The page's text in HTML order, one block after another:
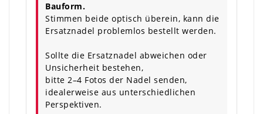
Bauform.
Stimmen beide optisch überein, kann die
Ersatznadel problemlos bestellt werden.
Sollte die Ersatznadel abweichen oder
Unsicherheit bestehen,
bitte 2–4 Fotos der Nadel senden,
idealerweise aus unterschiedlichen
Perspektiven.